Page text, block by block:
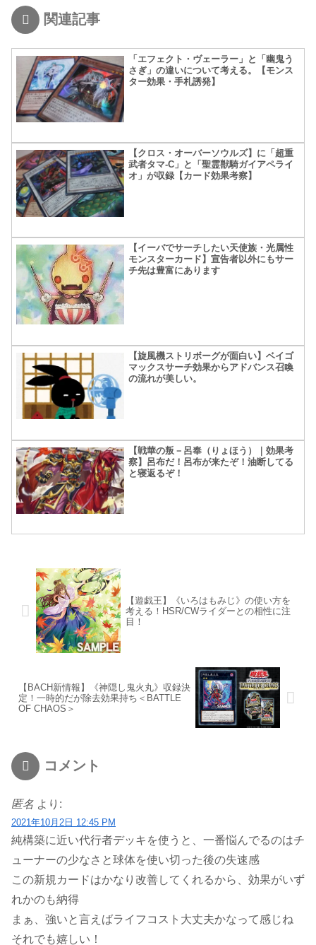
関連記事
「エフェクト・ヴェーラー」と「幽鬼う
さぎ」の違いについて考える。【モンス
ター効果・手札誘発】
【クロス・オーバーソウルズ】に「超重
武者タマ-C」と「聖霊獣騎ガイアペライ
オ」が収録【カード効果考察】
【イーバでサーチしたい天使族・光属性
モンスターカード】宣告者以外にもサー
チ先は豊富にあります
【旋風機ストリボーグが面白い】ベイゴ
マックスサーチ効果からアドバンス召喚
の流れが美しい。
【戦華の叛－呂奉（りょほう）｜効果考
察】呂布だ！呂布が来たぞ！油断してる
と寝返るぞ！
【遊戯王】《いろはもみじ》の使い方を
考える！HSR/CWライダーとの相性に注
目！
【BACH新情報】《神隠し鬼火丸》収録決
定！一時的だが除去効果持ち＜BATTLE
OF CHAOS＞
コメント
匿名 より:
2021年10月2日 12:45 PM
純構築に近い代行者デッキを使うと、一番悩んでるのはチ
ューナーの少なさと球体を使い切った後の失速感
この新規カードはかなり改善してくれるから、効果がいず
れかのも納得
まぁ、強いと言えばライフコスト大丈夫かなって感じね
それでも嬉しい！